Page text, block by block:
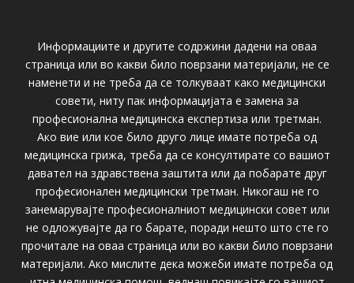
Информациите и другите содржини дадени на оваа
страница или во какви било поврзани материјали, не се
наменети и не треба да се толкуваат како медицински
совети, ниту пак информацијата е замена за
професионална медицинска експертиза или третман.
Ако вие или кое било друго лице имате потреба од
медицинска грижа, треба да се консултирате со вашиот
давател на здравствена заштита или да побарате друг
професионален медицински третман. Никогаш не го
занемарувајте професионалниот медицински совет или
не одложувајте да го барате, поради нешто што сте го
прочитале на оваа страница или во какви било поврзани
материјали. Ако мислите дека можеби имате потреба од